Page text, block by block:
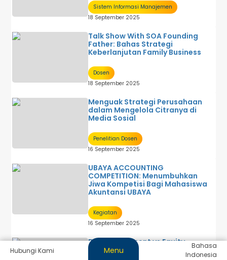
Sistem Informasi Manajemen
18 September 2025
Talk Show With SOA Founding
Father: Bahas Strategi
Keberlanjutan Family Business
Dosen
18 September 2025
Menguak Strategi Perusahaan
dalam Mengelola Citranya di
Media Sosial
Penelitian Dosen
16 September 2025
UBAYA ACCOUNTING
COMPETITION: Menumbuhkan
Jiwa Kompetisi Bagi Mahasiswa
Akuntansi UBAYA
Kegiatan
16 September 2025
Debt Investment vs Equity
Investment: Bagaimana
Hubungi Kami Menu
Bahasa
Indonesia